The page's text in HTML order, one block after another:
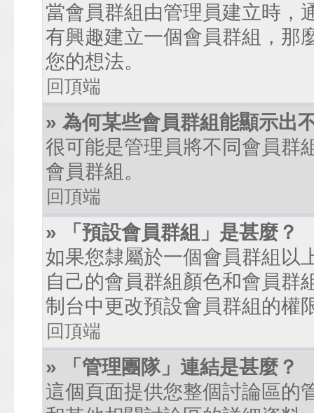
當會員群組由管理員建立時，
有興趣建立一個會員群組，那
您的想法。
回頂端
» 為何某些會員群組能顯示出
很可能是管理員將不同會員群
會員群組。
回頂端
» 「預設會員群組」是甚麼？
如果您隸屬於一個會員群組以
自己的會員群組顏色和會員群
制台中更改預設會員群組的權
回頂端
» 「管理團隊」連結是甚麼？
這個頁面提供您整個討論區的